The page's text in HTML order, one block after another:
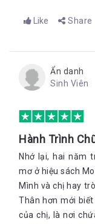
Like Share
Ẩn danh
Sinh Viên
Hành Trình
Nhớ lại, hai năm
mơ ở hiệu sách
Mình và chị hay
Thân hơn mới
của chị, là nơi